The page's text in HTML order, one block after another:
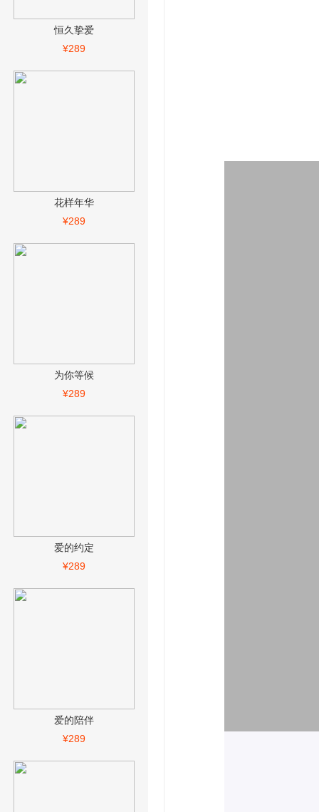
恒久挚爱
¥289
花样年华
¥289
为你等候
¥289
爱的约定
¥289
爱的陪伴
¥289